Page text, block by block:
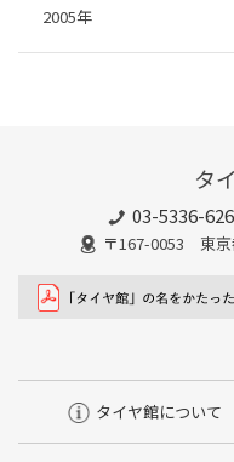
2005年
タ
03-5336-
〒167-0053 東京
タイヤ館について